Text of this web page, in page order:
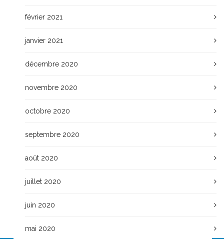
février 2021
janvier 2021
décembre 2020
novembre 2020
octobre 2020
septembre 2020
août 2020
juillet 2020
juin 2020
mai 2020